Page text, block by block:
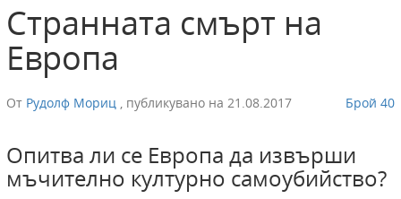
Странната смърт на
Европа
От Рудолф Мориц , публикувано на 21.08.2017 Брой 40
Опитва ли се Европа да извърши
мъчително културно самоубийство?